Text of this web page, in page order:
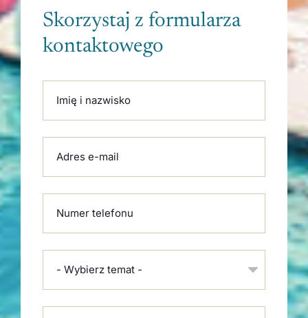
Skorzystaj z formularza
kontaktowego
Imię i nazwisko
Adres e-mail
Numer telefonu
- Wybierz temat -